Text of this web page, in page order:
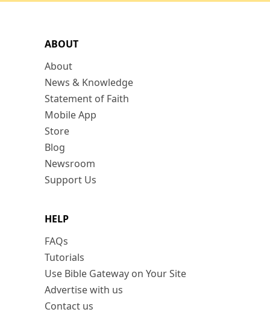
ABOUT
About
News & Knowledge
Statement of Faith
Mobile App
Store
Blog
Newsroom
Support Us
HELP
FAQs
Tutorials
Use Bible Gateway on Your Site
Advertise with us
Contact us